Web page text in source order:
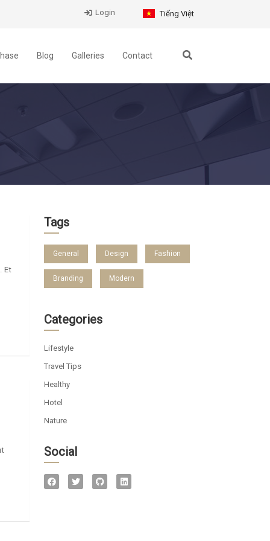
Login Tiếng Việt
Blog Galleries Contact
Et
Tags
General Design Fashion
Branding Modern
Categories
Lifestyle
Travel Tips
Healthy
Hotel
Nature
Social